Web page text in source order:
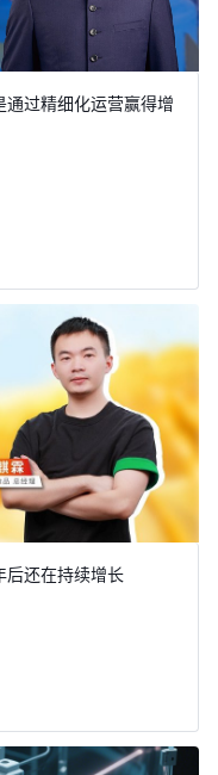
通过精细化运营赢得增
后还在持续增长